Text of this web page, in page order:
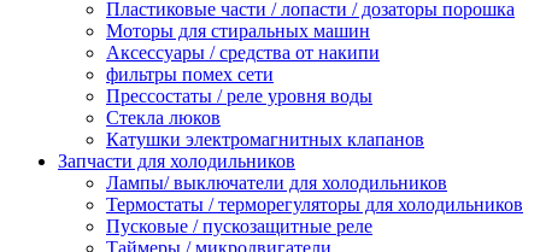
Пластиковые части / лопасти / дозаторы порошка
Моторы для стиральных машин
Аксессуары / средства от накипи
фильтры помех сети
Прессостаты / реле уровня воды
Стекла люков
Катушки электромагнитных клапанов
Запчасти для холодильников
Лампы/ выключатели для холодильников
Термостаты / терморегуляторы для холодильников
Пусковые / пускозащитные реле